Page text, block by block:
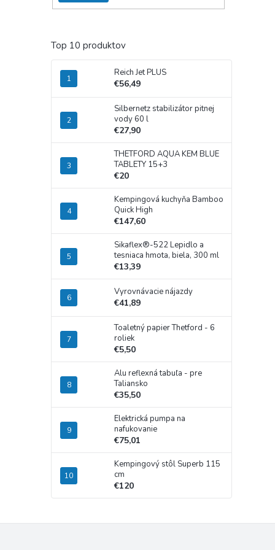
Top 10 produktov
Reich Jet PLUS
€56,49
Silbernetz stabilizátor pitnej
vody 60 l
€27,90
THETFORD AQUA KEM BLUE
TABLETY 15+3
€20
Kempingová kuchyňa Bamboo
Quick High
€147,60
Sikaflex®-522 Lepidlo a
tesniaca hmota, biela, 300 ml
€13,39
Vyrovnávacie nájazdy
€41,89
Toaletný papier Thetford - 6
roliek
€5,50
Alu reflexná tabuľa - pre
Taliansko
€35,50
Elektrická pumpa na
nafukovanie
€75,01
Kempingový stôl Superb 115
cm
€120